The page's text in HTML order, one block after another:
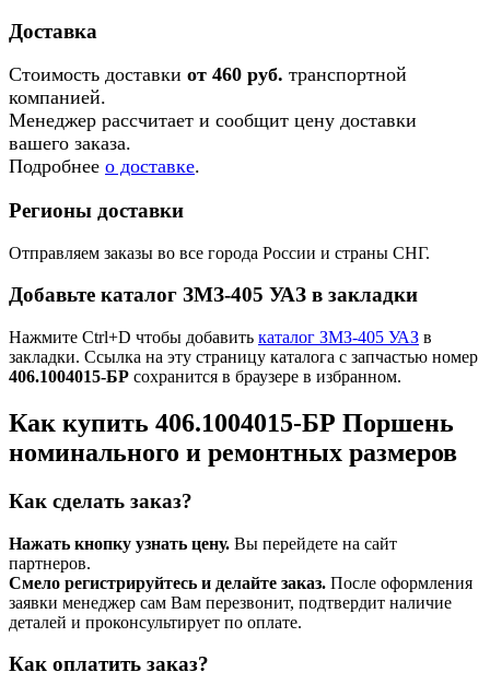
Доставка
Стоимость доставки от 460 руб. транспортной
компанией.
Менеджер рассчитает и сообщит цену доставки
вашего заказа.
Подробнее о доставке.
Регионы доставки
Отправляем заказы во все города России и страны СНГ.
Добавьте каталог ЗМЗ-405 УАЗ в закладки
Нажмите Ctrl+D чтобы добавить каталог ЗМЗ-405 УАЗ в
закладки. Ссылка на эту страницу каталога с запчастью номер
406.1004015-БР сохранится в браузере в избранном.
Как купить 406.1004015-БР Поршень
номинального и ремонтных размеров
Как сделать заказ?
Нажать кнопку узнать цену. Вы перейдете на сайт
партнеров.
Смело регистрируйтесь и делайте заказ. После оформления
заявки менеджер сам Вам перезвонит, подтвердит наличие
деталей и проконсультирует по оплате.
Как оплатить заказ?